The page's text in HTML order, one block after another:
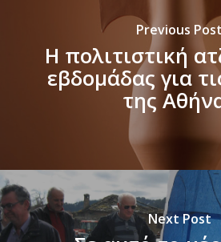
Previous Post
Η πολιτιστική
εβδομάδας για
της
Next Post